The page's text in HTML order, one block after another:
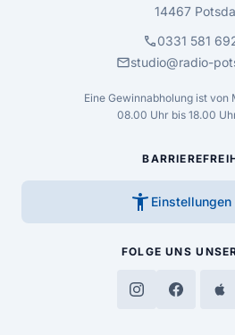
14467
call0331 581
mailstudio@radio-
Eine Gewinnabholung ist von
08.00 Uhr bis 18.00
accessibility_new Einstellungen
FOLGE UNS